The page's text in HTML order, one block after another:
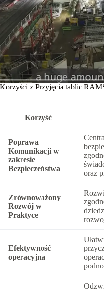
Korzyści z Przyjęcia tablic
Korzyść
Poprawa
Komunikacji w
zakresie
Bezpieczeństwa
oraz
Zrównoważony
Rozwój w
Praktyce
Efektywność
operacyjna